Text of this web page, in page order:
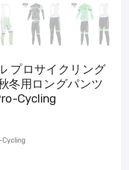
プロサイクリング
冬用ロングパンツ
Cycling
Cycling